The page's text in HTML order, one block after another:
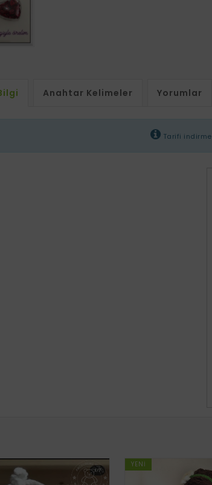
Anahtar Kelimeler Yorumlar
Tarifi
YENI